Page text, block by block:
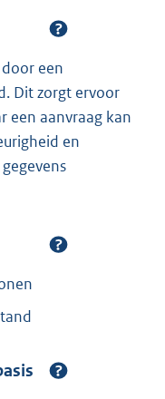
een
Dit zorgt ervoor
een aanvraag kan
en